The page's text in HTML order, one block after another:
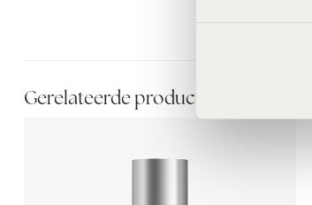
Gerelateerde producten